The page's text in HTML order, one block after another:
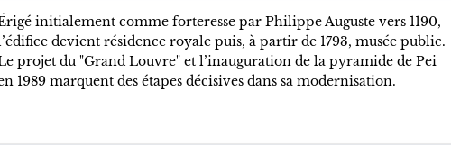
initialement comme forteresse par Philippe Auguste vers 1190,
devient résidence royale puis, à partir de 1793, musée public.
projet du "Grand Louvre" et l’inauguration de la pyramide de Pei
1989 marquent des étapes décisives dans sa modernisation.